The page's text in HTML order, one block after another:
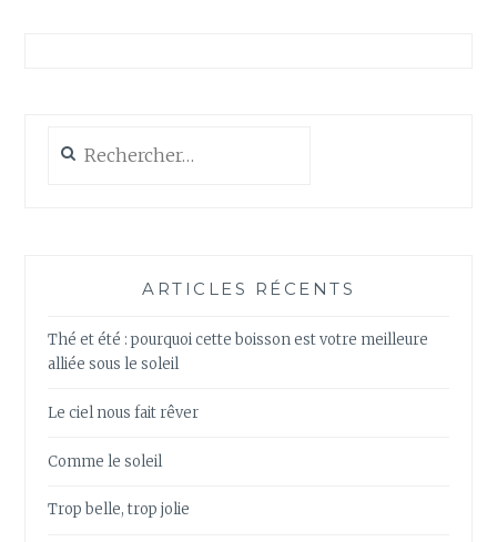
ARTICLES RÉCENTS
Thé et été : pourquoi cette boisson est votre meilleure
alliée sous le soleil
Le ciel nous fait rêver
Comme le soleil
Trop belle, trop jolie